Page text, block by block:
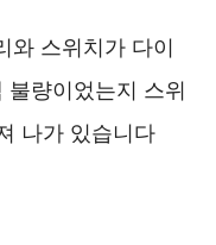
와 스위치가 다이
량이었는지 스위
나가 있습니다